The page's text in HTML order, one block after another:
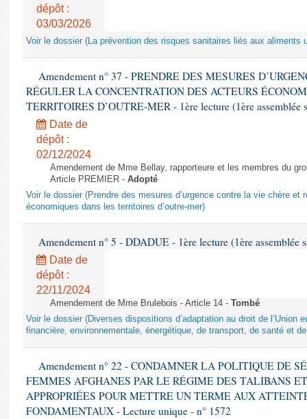
dépôt :
03/03/2026
Voir le dossier (La prévention des risques sanitaires liés aux aliments
Amendement n° 37 - PRENDRE DES MESURES
RÉGULER LA CONCENTRATION DES ACTEURS
TERRITOIRES D’OUTRE-MER - 1ère lecture (1ère assemblée
Date de
dépôt :
02/12/2024
Amendement de Mme Bellay, rapporteure et les membres du
Article PREMIER - Adopté
Voir le dossier (Prendre des mesures d’urgence contre la vie chère et
économiques dans les territoires d’outre-mer)
Amendement n° 5 - DDADUE - 1ère lecture (1ère assemblée
Date de
dépôt :
22/11/2024
Amendement de Mme Brulebois - Article 14 - Tombé
Voir le dossier (Diverses dispositions d’adaptation au droit de l’Union
financière, environnementale, énergétique, de transport, de santé et
Amendement n° 22 - CONDAMNER LA POLITIQUE DE
FEMMES AFGHANES PAR LE RÉGIME DES TALIBANS
APPROPRIÉES POUR METTRE UN TERME AUX
FONDAMENTAUX - Lecture unique - n° 1572